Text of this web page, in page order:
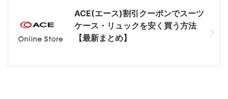
ACE(エース)割引クーポンでスーツ
ケース・リュックを安く買う方法
【最新まとめ】